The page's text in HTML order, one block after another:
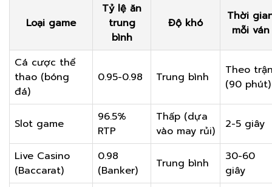
Loại game
Tỷ lệ ăn
trung
bình
Độ khó
Thời
mỗi ván
Cá cược thể
thao (bóng
đá)
0.95-0.98 Trung bình
Theo
(90 phút)
Slot game
96.5%
RTP
Thấp (dựa
vào may rủi)
2-5 giây
Live Casino
(Baccarat)
0.98
(Banker)
Trung bình
30-60
giây